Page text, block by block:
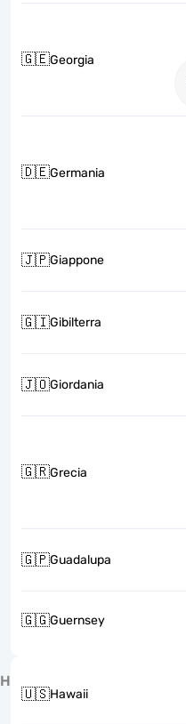
🇬🇪Georgia
🇩🇪Germania
🇯🇵Giappone
🇬🇮Gibilterra
🇯🇴Giordania
🇬🇷Grecia
🇬🇵Guadalupa
🇬🇬Guernsey
H
🇺🇸Hawaii